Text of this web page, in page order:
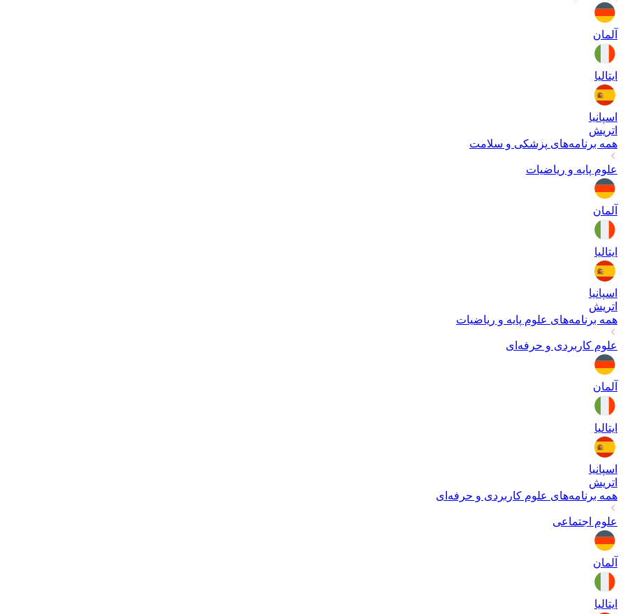
آلمان
ایتالیا
اسپانیا
اتریش
همه برنامه‌های پزشکی و سلامت
علوم پایه و ریاضیات
آلمان
ایتالیا
اسپانیا
اتریش
همه برنامه‌های علوم پایه و ریاضیات
علوم کاربردی و حرفه‌ای
آلمان
ایتالیا
اسپانیا
اتریش
همه برنامه‌های علوم کاربردی و حرفه‌ای
علوم اجتماعی
آلمان
ایتالیا